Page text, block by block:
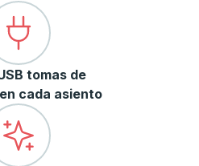
tomas de
cada asiento